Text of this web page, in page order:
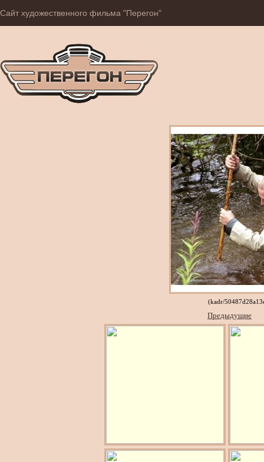
Сайт художественного фильма "Перегон"
(kadr/
Предыдущие